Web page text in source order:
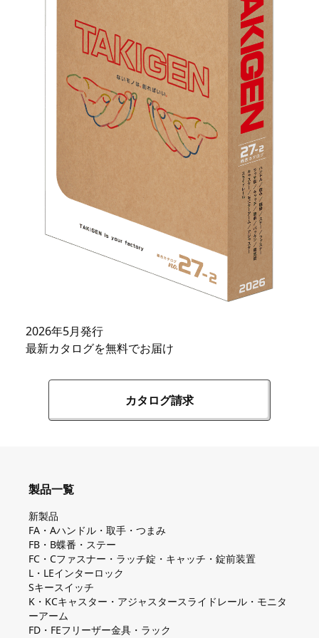
2026年5月発行
最新カタログを無料でお届け
カタログ請求
製品一覧
新製品
FA・Aハンドル・取手・つまみ
FB・B蝶番・ステー
FC・Cファスナー・ラッチ錠・キャッチ・錠前装置
L・LEインターロック
Sキースイッチ
K・KCキャスター・アジャスタースライドレール・モニタ
ーアーム
FD・FEフリーザー金具・ラック